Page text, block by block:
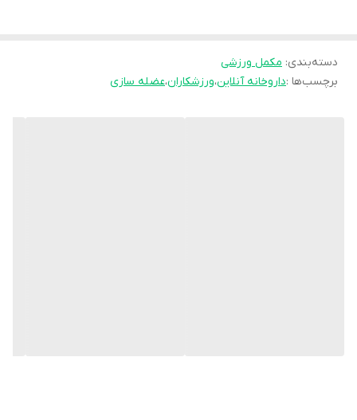
دسته‌بندی: مکمل ورزشی
برچسب‌ها :داروخانه آنلاین،ورزشکاران،عضله سازی